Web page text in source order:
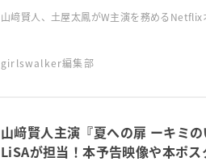
山﨑賢人、土屋太鳳がW主演を務めるNetflix
girlswalker編集部
山﨑賢人主演『夏への扉 ーキミ
LiSAが担当！本予告映像や本ポ